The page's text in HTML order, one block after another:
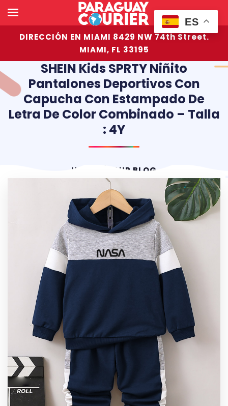
DIRECCIÓN EN MIAMI 8429 NW 74th Street.
MIAMI, FL 33195
SHEIN Kids SPRTY Niñito
Pantalones Deportivos Con
Capucha Con Estampado De
Letra De Color Combinado – Talla
: 4Y
HOME OUR BLOG
ES